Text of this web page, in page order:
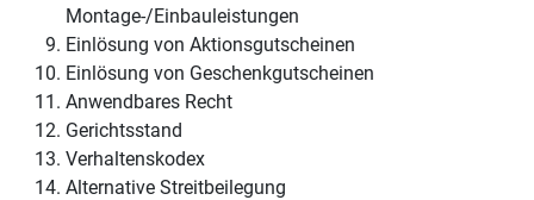
Montage-/Einbauleistungen
Einlösung von Aktionsgutscheinen
Einlösung von Geschenkgutscheinen
Anwendbares Recht
Gerichtsstand
Verhaltenskodex
Alternative Streitbeilegung